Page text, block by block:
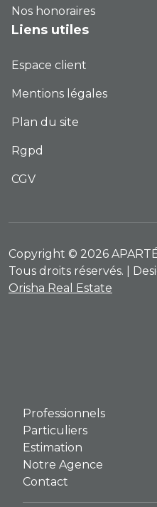
Nos honoraires
Liens utiles
Espace client
Mentions légales
Plan du site
Rgpd
CGV
Copyright © 2026
Tous droits réservés. |
Orisha Real Estate
Professionnels
Particuliers
Estimation
Notre Agence
Contact